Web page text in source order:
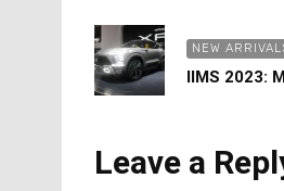
NEW
IIMS 2023:
Leave a